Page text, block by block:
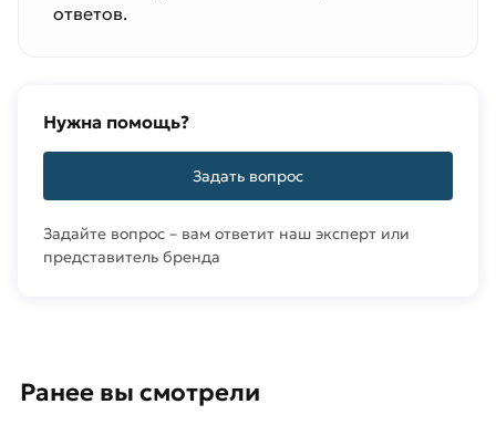
ответов.
Нужна помощь?
Задать вопрос
Задайте вопрос – вам ответит наш эксперт или
представитель бренда
Ранее вы смотрели